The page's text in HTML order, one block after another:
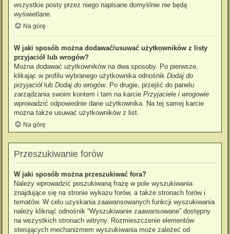
wszystkie posty przez niego napisane domyślnie nie będą
wyświetlane.
Na górę
W jaki sposób można dodawać/usuwać użytkowników z listy
przyjaciół lub wrogów?
Można dodawać użytkowników na dwa sposoby. Po pierwsze,
klikając w profilu wybranego użytkownika odnośnik Dodaj do
przyjaciół lub Dodaj do wrogów. Po drugie, przejść do panelu
zarządzania swoim kontem i tam na karcie Przyjaciele i wrogowie
wprowadzić odpowiednie dane użytkownika. Na tej samej karcie
można także usuwać użytkowników z list.
Na górę
Przeszukiwanie forów
W jaki sposób można przeszukiwać fora?
Należy wprowadzić poszukiwaną frazę w pole wyszukiwania
znajdujące się na stronie wykazu forów, a także stronach forów i
tematów. W celu uzyskania zaawansowanych funkcji wyszukiwania
należy kliknąć odnośnik “Wyszukiwanie zaawansowane” dostępny
na wszystkich stronach witryny. Rozmieszczenie elementów
sterujących mechanizmem wyszukiwania może zależeć od